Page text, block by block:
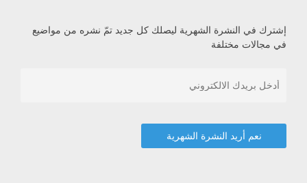
إشترك في النشرة الشهرية ليصلك كل جديد تمّ نشره من مواضيع
في مجالات مختلفة